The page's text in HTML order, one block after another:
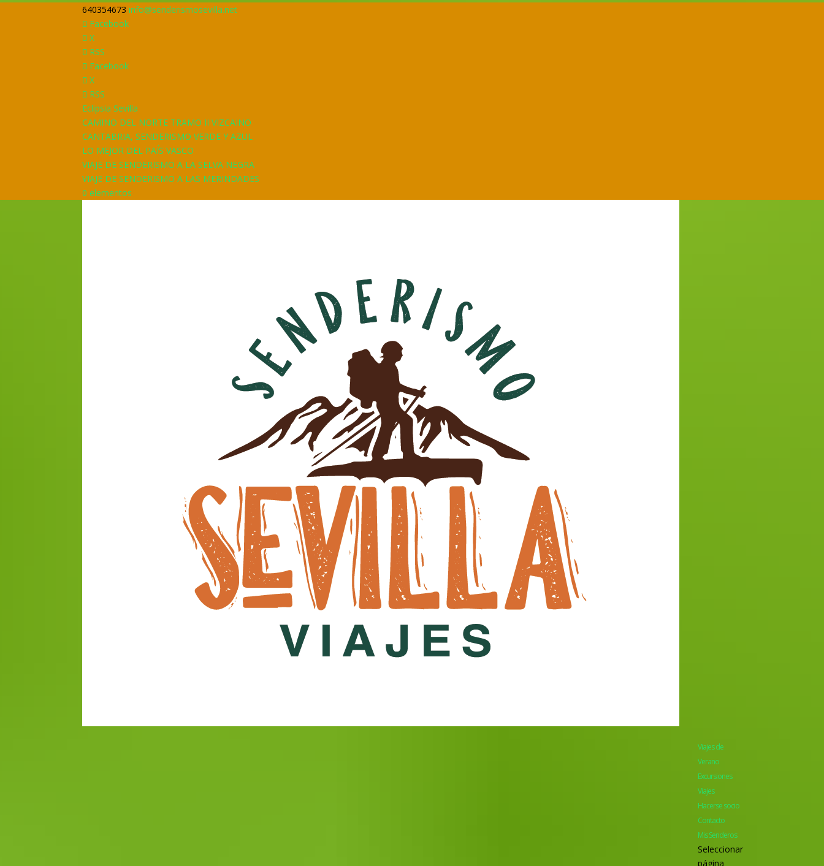
640354673 info@senderismosevilla.net
Facebook
X
RSS
Facebook
X
RSS
Eclipsia Sevilla
CAMINO DEL NORTE TRAMO II VIZCAINO
CANTABRIA, SENDERISMO VERDE Y AZUL
LO MEJOR DEL PAÍS VASCO
VIAJE DE SENDERISMO A LA SELVA NEGRA
VIAJE DE SENDERISMO A LAS MERINDADES
0 elementos
Viajes de
Verano
Excursiones
Viajes
Hacerse socio
Contacto
Mis Senderos
Seleccionar
página